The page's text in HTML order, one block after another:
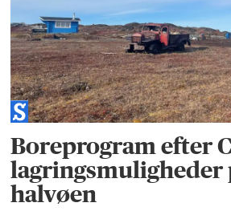
Boreprogram efter
lagringsmuligheder
halvøen